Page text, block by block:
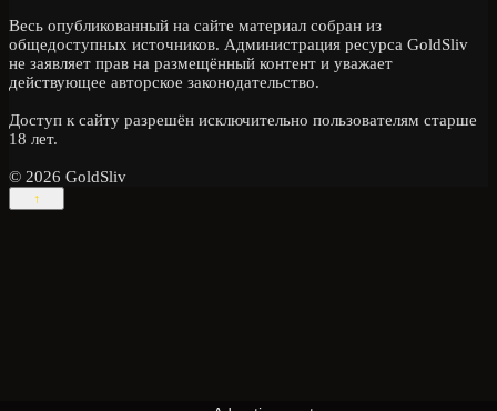
Весь опубликованный на сайте материал собран из
общедоступных источников. Администрация ресурса GoldSliv
не заявляет прав на размещённый контент и уважает
действующее авторское законодательство.
Доступ к сайту разрешён исключительно пользователям старше
18 лет.
© 2026 GoldSliv